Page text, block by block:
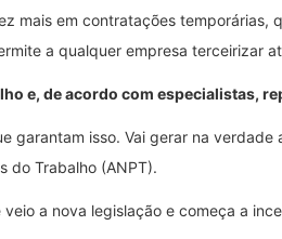
mais em contratações temporárias,
a qualquer empresa terceirizar
e, de acordo com especialistas,
isso. Vai gerar na verdade
do Trabalho (ANPT).
a nova legislação e começa a